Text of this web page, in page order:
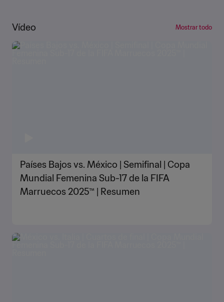
Vídeo Mostrar todo
Países Bajos vs. México | Semifinal | Copa
Mundial Femenina Sub-17 de la FIFA
Marruecos 2025™ | Resumen